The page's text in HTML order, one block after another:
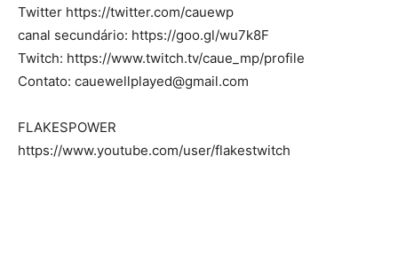
Twitter https://twitter.com/cauewp
canal secundário: https://goo.gl/wu7k8F
Twitch: https://www.twitch.tv/caue_mp/profile
Contato: cauewellplayed@gmail.com
FLAKESPOWER
https://www.youtube.com/user/flakestwitch